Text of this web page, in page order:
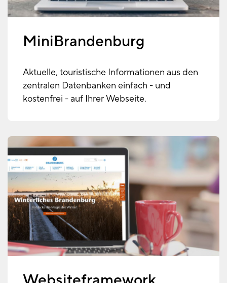
MiniBrandenburg
Aktuelle, touristische Informationen aus den
zentralen Datenbanken einfach - und
kostenfrei - auf Ihrer Webseite.